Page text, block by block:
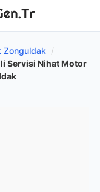
Zonguldak /
Servisi Nihat Motor